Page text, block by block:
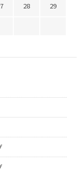
28
29